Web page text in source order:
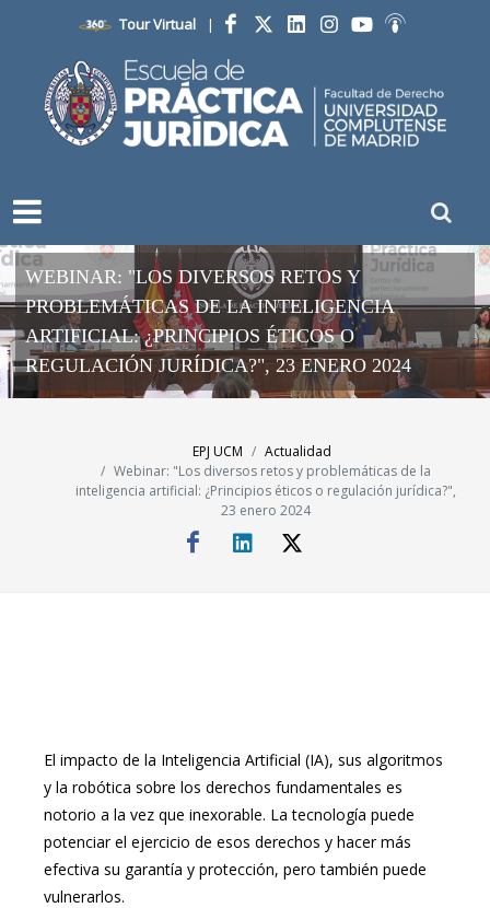
Tour Virtual |
Facebook
WEBINAR: "LOS DIVERSOS RETOS Y
PROBLEMÁTICAS DE LA INTELIGENCIA
ARTIFICIAL: ¿PRINCIPIOS ÉTICOS O
REGULACIÓN JURÍDICA?", 23 ENERO 2024
EPJ UCM
Actualidad
Webinar: "Los diversos retos y problemáticas de la
inteligencia artificial: ¿Principios éticos o regulación jurídica?",
23 enero 2024
El impacto de la Inteligencia Artificial (IA), sus algoritmos
y la robótica sobre los derechos fundamentales es
notorio a la vez que inexorable. La tecnología puede
potenciar el ejercicio de esos derechos y hacer más
efectiva su garantía y protección, pero también puede
vulnerarlos.